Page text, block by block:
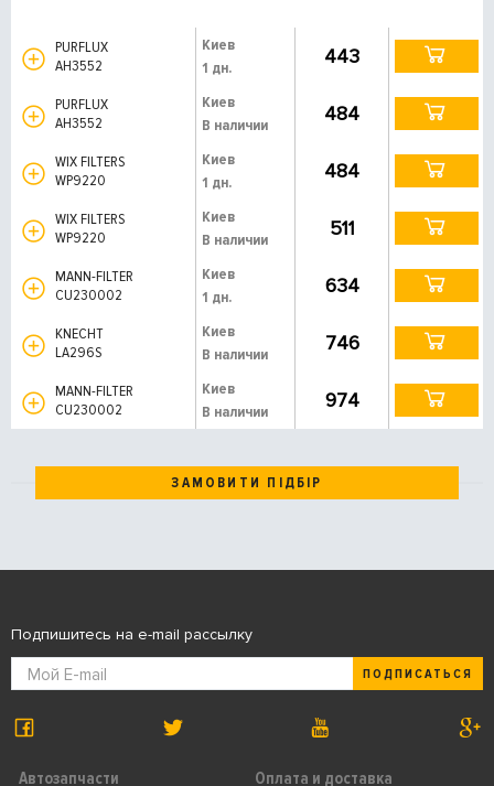
PURFLUX
AH3552
Киев
1 дн.
443
PURFLUX
AH3552
Киев
В наличии
484
WIX FILTERS
WP9220
Киев
1 дн.
484
WIX FILTERS
WP9220
Киев
В наличии
511
MANN-FILTER
CU230002
Киев
1 дн.
634
KNECHT
LA296S
Киев
В наличии
746
MANN-FILTER
CU230002
Киев
В наличии
974
ЗАМОВИТИ ПІДБІР
Автозапчасти Оплата и доставка
Подпишитесь на e-mail рассылку
ПОДПИСАТЬСЯ